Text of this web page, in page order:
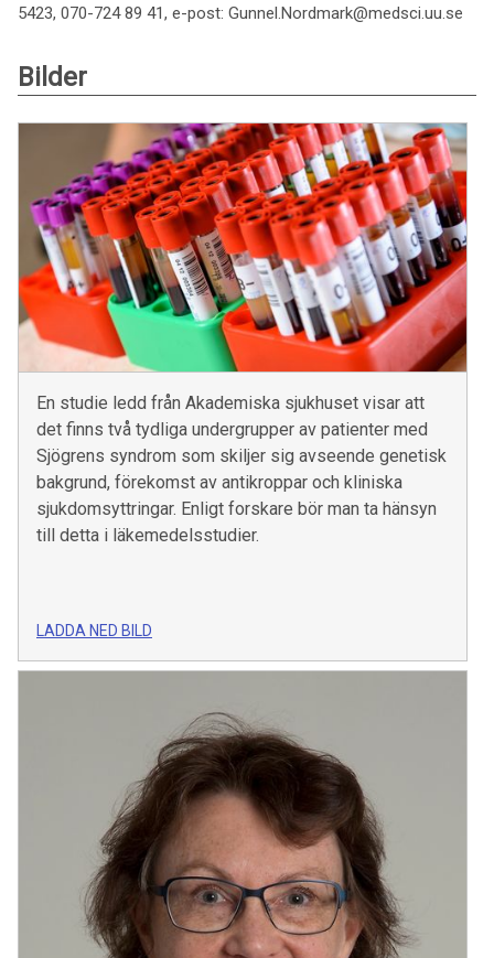
5423, 070-724 89 41, e-post: Gunnel.Nordmark@medsci.uu.se
Bilder
En studie ledd från Akademiska sjukhuset visar att
det finns två tydliga undergrupper av patienter med
Sjögrens syndrom som skiljer sig avseende genetisk
bakgrund, förekomst av antikroppar och kliniska
sjukdomsyttringar. Enligt forskare bör man ta hänsyn
till detta i läkemedelsstudier.
LADDA NED BILD